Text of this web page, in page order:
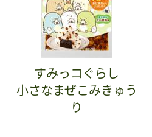
すみっコぐらし
小さなまぜこみきゅう
り